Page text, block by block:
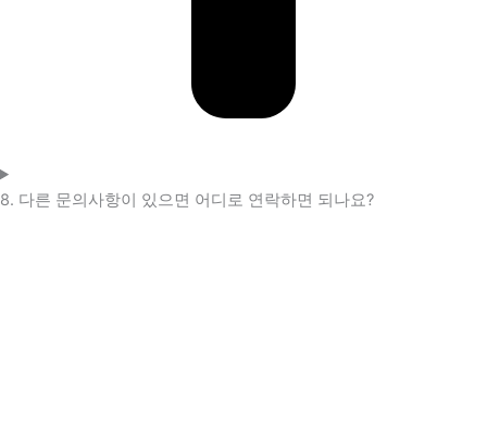
8. 다른 문의사항이 있으면 어디로 연락하면 되나요?